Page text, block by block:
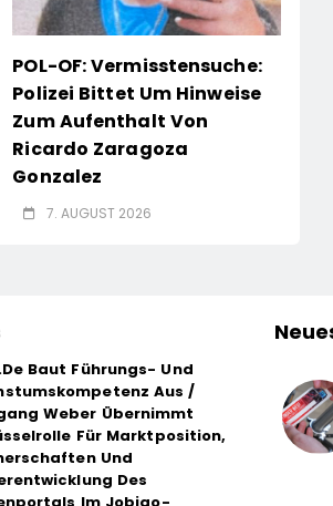
POL-OF: Vermisstensuche:
Polizei Bittet Um Hinweise
Zum Aufenthalt Von
Ricardo Zaragoza
Gonzalez
7. AUGUST 2026
Baut Führungs- Und
Aus /
Weber Übernimmt
Für Marktposition,
Und
Des